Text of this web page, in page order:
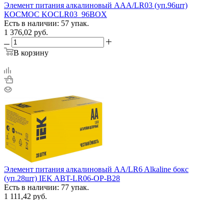
Элемент питания алкалиновый AAA/LR03 (уп.96шт)
КОСМОС KOCLR03_96BOX
Есть в наличии: 57 упак.
1 376,02 руб.
В корзину
Элемент питания алкалиновый AA/LR6 Alkaline бокс
(уп.28шт) IEK ABT-LR06-OP-B28
Есть в наличии: 77 упак.
1 111,42 руб.